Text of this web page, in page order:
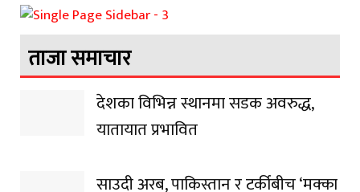
ताजा समाचार
देशका विभिन्न स्थानमा सडक अवरुद्ध,
यातायात प्रभावित
साउदी अरब, पाकिस्तान र टर्कीबीच ‘मक्का